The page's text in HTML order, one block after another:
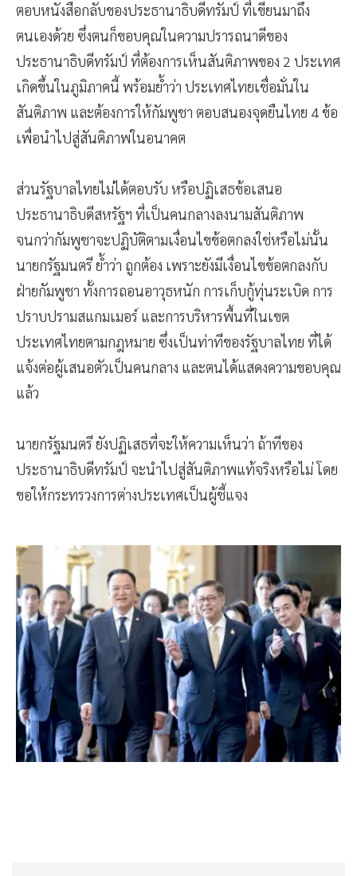
ตอบหนังสือกลับของประธานาธิบดีทรัมป์ ที่เขียนมาถึง
ตนเองด้วย ซึ่งตนก็ขอบคุณในความปรารถนาดีของ
ประธานาธิบดีทรัมป์ ที่ต้องการเห็นสันติภาพของ 2 ประเทศ
เกิดขึ้นในภูมิภาคนี้ พร้อมย้ำว่า ประเทศไทยเชื่อมั่นใน
สันติภาพ และต้องการให้กัมพูชา ตอบสนองจุดยืนไทย 4 ข้อ
เพื่อนำไปสู่สันติภาพในอนาคต
ส่วนรัฐบาลไทยไม่ได้ตอบรับ หรือปฏิเสธข้อเสนอ
ประธานาธิบดีสหรัฐฯ ที่เป็นคนกลางลงนามสันติภาพ
จนกว่ากัมพูชาจะปฏิบัติตามเงื่อนไขข้อตกลงใช่หรือไม่นั้น
นายกรัฐมนตรี ย้ำว่า ถูกต้อง เพราะยังมีเงื่อนไขข้อตกลงกับ
ฝ่ายกัมพูชา ทั้งการถอนอาวุธหนัก การเก็บกู้ทุ่นระเบิด การ
ปราบปรามสแกมเมอร์ และการบริหารพื้นที่ในเขต
ประเทศไทยตามกฎหมาย ซึ่งเป็นท่าทีของรัฐบาลไทย ที่ได้
แจ้งต่อผู้เสนอตัวเป็นคนกลาง และตนได้แสดงความขอบคุณ
แล้ว
นายกรัฐมนตรี ยังปฏิเสธที่จะให้ความเห็นว่า ถ้าทีของ
ประธานาธิบดีทรัมป์ จะนำไปสู่สันติภาพแท้จริงหรือไม่ โดย
ขอให้กระทรวงการต่างประเทศเป็นผู้ชี้แจง